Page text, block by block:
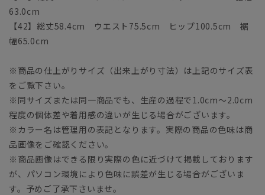
63.0cm
【42】総丈58.4cm ウエスト75.5cm ヒップ100.5cm 裾
幅65.0cm
※商品の仕上がりサイズ（出来上がり寸法）は上記のサイズ表
をご覧下さい。
※同サイズまたは同一商品でも、生産の過程で1.0cm～2.0cm
程度の個体差や着用感の違いが生じる場合がございます。
※カラー名は管理用の表記となります。実際の商品の色味は商
品画像をご確認ください。
※商品画像はできる限り実際の色に近づけて掲載しております
が、パソコン環境により色味に誤差が生じる場合がございま
す。予めご了承下さいませ。